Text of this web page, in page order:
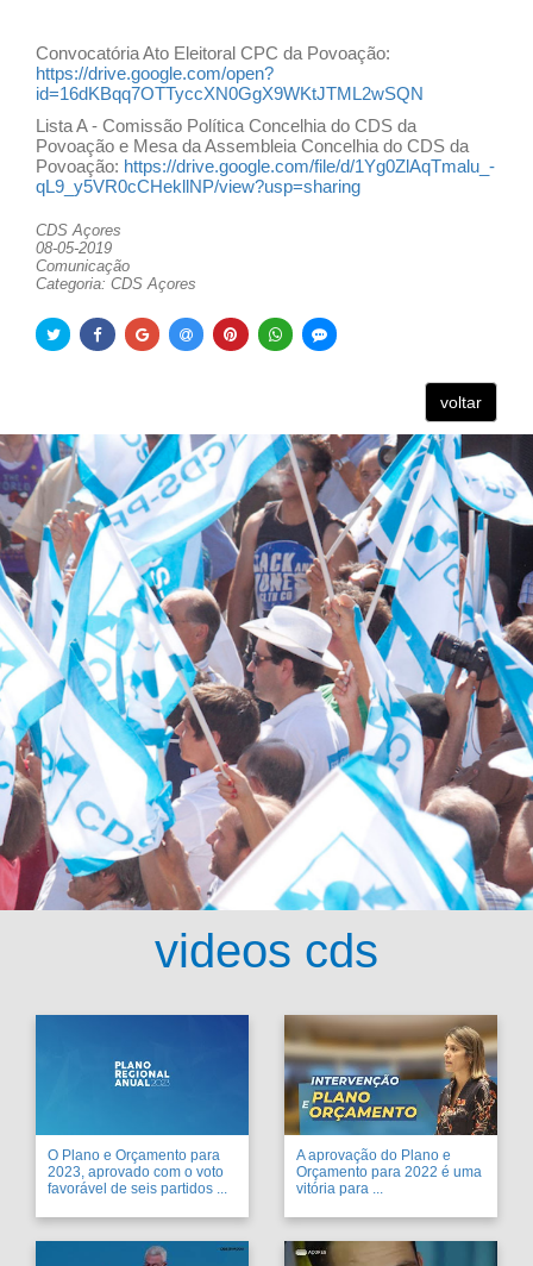
Convocatória Ato Eleitoral CPC da Povoação:
https://drive.google.com/open?
id=16dKBqq7OTTyccXN0GgX9WKtJTML2wSQN
Lista A - Comissão Política Concelhia do CDS da
Povoação e Mesa da Assembleia Concelhia do CDS da
Povoação: https://drive.google.com/file/d/1Yg0ZlAqTmalu_-
qL9_y5VR0cCHekllNP/view?usp=sharing
CDS Açores
08-05-2019
Comunicação
Categoria: CDS Açores
voltar
videos cds
O Plano e Orçamento para
2023, aprovado com o voto
favorável de seis partidos ...
A aprovação do Plano e
Orçamento para 2022 é uma
vitória para ...